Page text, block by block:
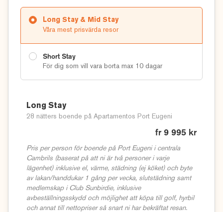
Long Stay & Mid Stay
Våra mest prisvärda resor
Short Stay
För dig som vill vara borta max 10 dagar
Long Stay
28 nätters boende på Apartamentos Port Eugeni
fr 9 995 kr
Pris per person för boende på Port Eugeni i centrala
Cambrils (baserat på att ni är två personer i varje
lägenhet) inklusive el, värme, städning (ej köket) och byte
av lakan/handdukar 1 gång per vecka, slutstädning samt
medlemskap i Club Sunbirdie, inklusive
avbeställningsskydd och möjlighet att köpa till golf, hyrbil
och annat till nettopriser så snart ni har bekräftat resan.